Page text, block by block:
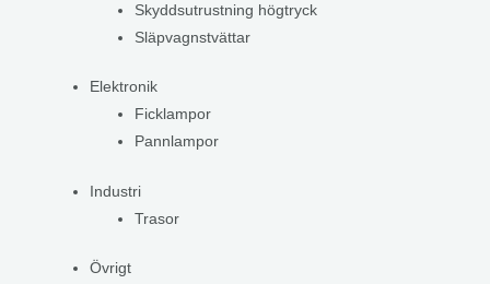
Skyddsutrustning högtryck
Släpvagnstvättar
Elektronik
Ficklampor
Pannlampor
Industri
Trasor
Övrigt